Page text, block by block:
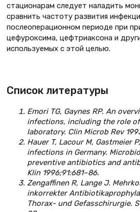
стационарам следует наладить
сравнить частоту развития
послеоперационном периоде при
цефуроксима, цефтриаксона и
используемых с этой целью.
Список литературы
Emori TG, Gaynes RP. An
infections, including the role
laboratory. Clin Microb Rev
Hauer T, Lacour M, Gastmeier
infections in Germany.
preventive antibiotics and
Klin 1996;91:681–86.
Zengaffinen R, Lange J.
inkorrekter
Thorax- und Gefasschirurgie.